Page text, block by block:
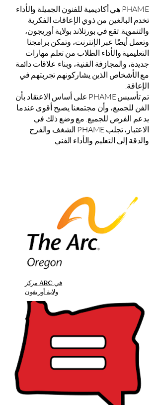
PHAME هي أكاديمية للفنون الجميلة والأداء
تخدم البالغين من ذوي الإعاقات الفكرية
والتنموية. تقع في بورتلاند بولاية أوريجون،
وتعمل أيضًا عبر الإنترنت، وتمكن برامجنا
التعليمية والأداء الطلاب من تعلم مهارات
جديدة، والمجازفة الفنية، وبناء علاقات دائمة
مع الأشخاص الذين يشاركونهم تجربتهم في
الإعاقة.
تم تأسيس PHAME على أساس الاعتقاد بأن
الفن للجميع، وأن مجتمعنا يصبح أقوى عندما
يدعم الفرص للجميع. مع وضع ذلك في
الاعتبار، تجلب PHAME الشغف والفرح
والدقة إلى التعليم والأداء الفني.
مركز ARC في
ولاية أوريغون